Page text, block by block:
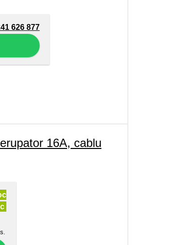
626 877
16A, cablu